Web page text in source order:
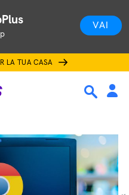
VAI
LA TUA CASA